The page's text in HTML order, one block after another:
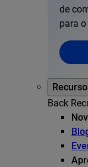
de
para
Back